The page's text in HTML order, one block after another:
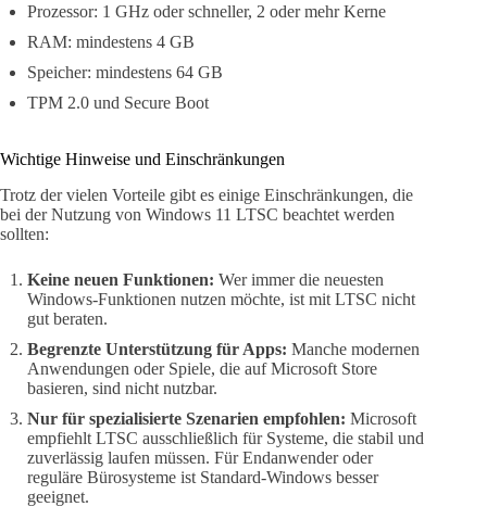
Prozessor: 1 GHz oder schneller, 2 oder mehr Kerne
RAM: mindestens 4 GB
Speicher: mindestens 64 GB
TPM 2.0 und Secure Boot
Wichtige Hinweise und Einschränkungen
Trotz der vielen Vorteile gibt es einige Einschränkungen, die
bei der Nutzung von Windows 11 LTSC beachtet werden
sollten:
Keine neuen Funktionen: Wer immer die neuesten
Windows-Funktionen nutzen möchte, ist mit LTSC nicht
gut beraten.
Begrenzte Unterstützung für Apps: Manche modernen
Anwendungen oder Spiele, die auf Microsoft Store
basieren, sind nicht nutzbar.
Nur für spezialisierte Szenarien empfohlen: Microsoft
empfiehlt LTSC ausschließlich für Systeme, die stabil und
zuverlässig laufen müssen. Für Endanwender oder
reguläre Bürosysteme ist Standard-Windows besser
geeignet.